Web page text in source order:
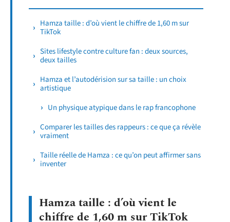
Hamza taille : d’où vient le chiffre de 1,60 m sur
TikTok
Sites lifestyle contre culture fan : deux sources,
deux tailles
Hamza et l’autodérision sur sa taille : un choix
artistique
Un physique atypique dans le rap francophone
Comparer les tailles des rappeurs : ce que ça révèle
vraiment
Taille réelle de Hamza : ce qu’on peut affirmer sans
inventer
Hamza taille : d’où vient le
chiffre de 1,60 m sur TikTok